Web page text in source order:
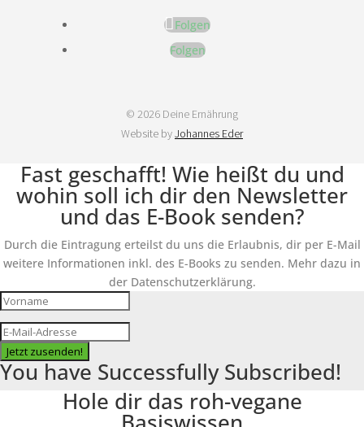
Folgen
Folgen
© 2026 Deine Ernährung
Website byJohannes Eder
Fast geschafft! Wie heißt du und
wohin soll ich dir den Newsletter
und das E-Book senden?
Durch die Eintragung erteilst du uns die Erlaubnis, dir per E-Mail
weitere Informationen inkl. des E-Books zu senden. Mehr dazu in
der Datenschutzerklärung.
Jetzt zusenden!
You have Successfully Subscribed!
Hole dir das roh-vegane